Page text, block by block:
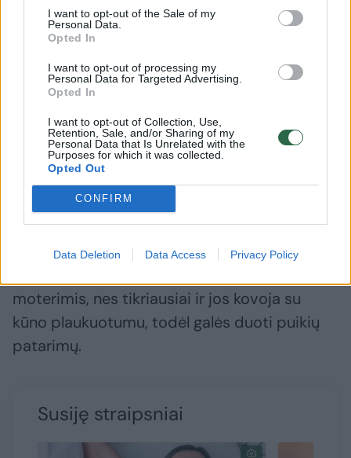
I want to opt-out of the Sale of my
Personal Data.
Opted In
I want to opt-out of processing my
Personal Data for Targeted Advertising.
Opted In
I want to opt-out of Collection, Use,
Retention, Sale, and/or Sharing of my
Personal Data that Is Unrelated with the
Purposes for which it was collected.
Opted Out
CONFIRM
Data Deletion Data Access Privacy Policy
Jei pacientams nenustatomi hormoniniai
didelė tikimybė, jog padidėjusį plaukuotumą
nulėmė tiesiog genetika.
Įdomu tai, jog žmogaus rasė taip pat turi
įtakos jo plaukuotumui. Mokslininkai teigia,
jog Europos, Vidurio Rytų bei Pietų Azijos
moterys yra labiau linkę į hirsutizmą.
moterimis, nes tikriausiai ir jos kovoja su
kūno plaukuotumu, todėl galės duoti puikių
patarimų.
Susiję straipsniai